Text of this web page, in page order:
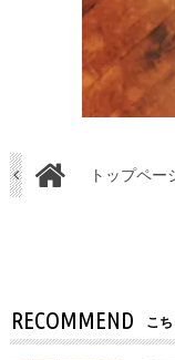
トップペー
RECOMMEND こ